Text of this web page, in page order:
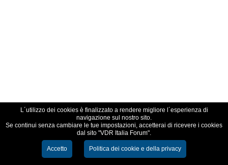
L´utilizzo dei cookies è finalizzato a rendere migliore l´esperienza di
navigazione sul nostro sito.
Se continui senza cambiare le tue impostazioni, accetterai di ricevere i cookies
dal sito "VDR Italia Forum".
Accetto Politica dei cookie e della privacy